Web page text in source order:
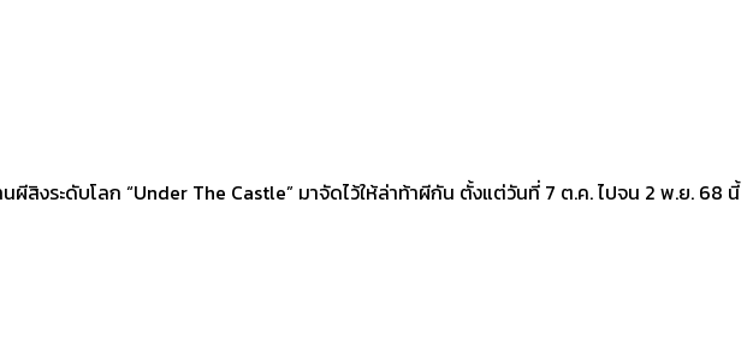
สิงระดับโลก “Under The Castle” มาจัดไว้ให้ล่าท้าผีกัน ตั้งแต่วันที่ 7 ต.ค. ไปจน 2 พ.ย. 68 นี้